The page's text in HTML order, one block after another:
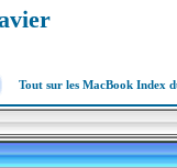
Tout sur les MacBook Index